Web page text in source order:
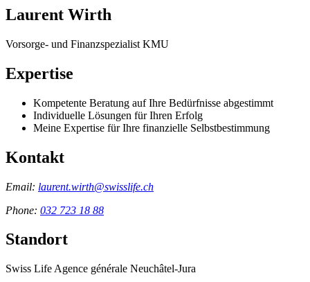
Laurent Wirth
Vorsorge- und Finanzspezialist KMU
Expertise
Kompetente Beratung auf Ihre Bedürfnisse abgestimmt
Individuelle Lösungen für Ihren Erfolg
Meine Expertise für Ihre finanzielle Selbstbestimmung
Kontakt
Email: laurent.wirth@swisslife.ch
Phone: 032 723 18 88
Standort
Swiss Life Agence générale Neuchâtel-Jura